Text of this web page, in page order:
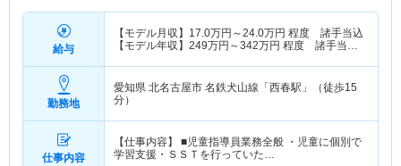
給与
【モデル月収】 17.0万円～24.0万円 程度 諸手当込
【モデル年収】 249万円～342万円 程度 諸手当・
勤務地
愛知県 北名古屋市 名鉄犬山線「西春駅」（徒歩15
分）
仕事内容
【仕事内容】 ■児童指導員業務全般 ・児童に個別で
学習支援・ＳＳＴを行っていた…